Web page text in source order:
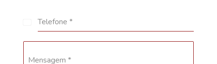
Telefone *
Brazil
Mensagem *